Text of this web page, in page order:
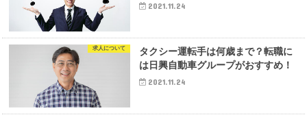
2021.11.24
求人について
タクシー運転手は何歳まで？転職に
は日興自動車グループがおすすめ！
2021.11.24